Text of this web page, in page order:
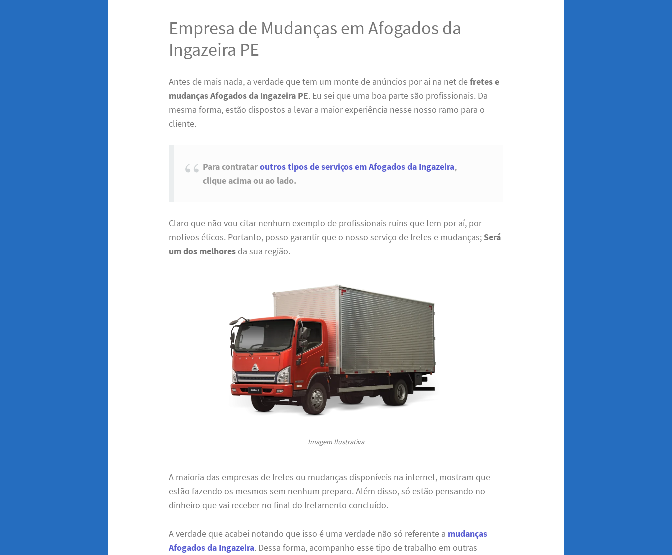
Empresa de Mudanças em Afogados da
Ingazeira PE
Antes de mais nada, a verdade que tem um monte de anúncios por ai na net defretes e
mudanças Afogados da Ingazeira PE. Eu sei que uma boa parte são profissionais. Da
mesma forma, estão dispostos a levar a maior experiência nesse nosso ramo para o
cliente.
Para contrataroutros tipos de serviços em Afogados da Ingazeira,
clique acima ou ao lado.
Claro que não vou citar nenhum exemplo de profissionais ruins que tem por aí, por
motivos éticos. Portanto, posso garantir que o nosso serviço de fretes e mudanças; Será
um dos melhores da sua região.
Imagem Ilustrativa
A maioria das empresas de fretes ou mudanças disponíveis na internet, mostram que
estão fazendo os mesmos sem nenhum preparo. Além disso, só estão pensando no
dinheiro que vai receber no final do fretamento concluído.
A verdade que acabei notando que isso é uma verdade não só referente a mudanças
Afogados da Ingazeira. Dessa forma, acompanho esse tipo de trabalho em outras